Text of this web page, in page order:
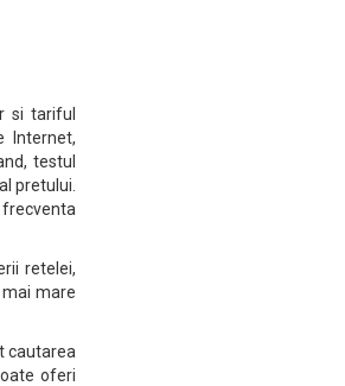
si tariful
Internet,
testul
pretului.
retelei,
mare
cautarea
oferi